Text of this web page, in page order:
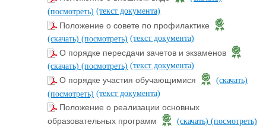
(посмотреть) (текст документа)
Положение о совете по профилактике
(скачать) (посмотреть) (текст документа)
О порядке пересдачи зачетов и экзаменов
(скачать) (посмотреть) (текст документа)
О порядке участия обучающимися
(скачать)
(посмотреть) (текст документа)
Положение о реализации основных
образовательных программ
(скачать) (посмотреть)